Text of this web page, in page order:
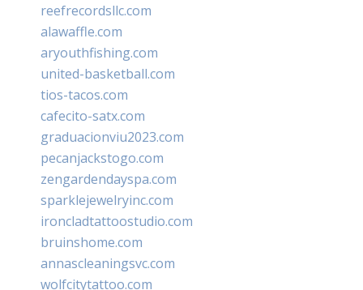
reefrecordsllc.com
alawaffle.com
aryouthfishing.com
united-basketball.com
tios-tacos.com
cafecito-satx.com
graduacionviu2023.com
pecanjackstogo.com
zengardendayspa.com
sparklejewelryinc.com
ironcladtattoostudio.com
bruinshome.com
annascleaningsvc.com
wolfcitytattoo.com